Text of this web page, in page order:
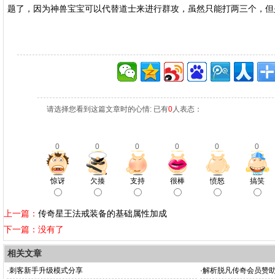
题了，因为神兽宝宝可以代替道士来进行群攻，虽然只能打两三个，
请选择您看到这篇文章时的心情: 已有0人表态：
0 0 0 0 0 0
惊讶 欠揍 支持 很棒 愤怒 搞笑
上一篇： 传奇星王法戒装备的基础属性加成
下一篇：没有了
相关文章
·刺客新手升级模式分享 ·解析脱凡传奇会员赞